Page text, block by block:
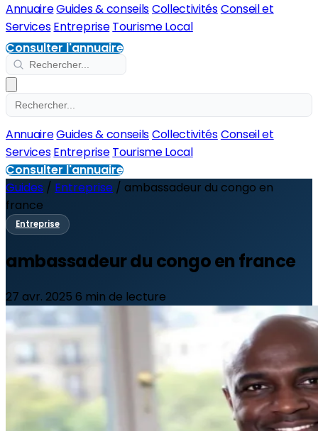
AnnuaireGuides & conseilsCollectivitésConseil et
ServicesEntreprise Tourisme Local
Consulter l'annuaire
AnnuaireGuides & conseilsCollectivitésConseil et
ServicesEntreprise Tourisme Local
Consulter l'annuaire
Guides / Entreprise / ambassadeur du congo en
france
Entreprise
ambassadeur du congo en france
27 avr. 2025 6 min de lecture